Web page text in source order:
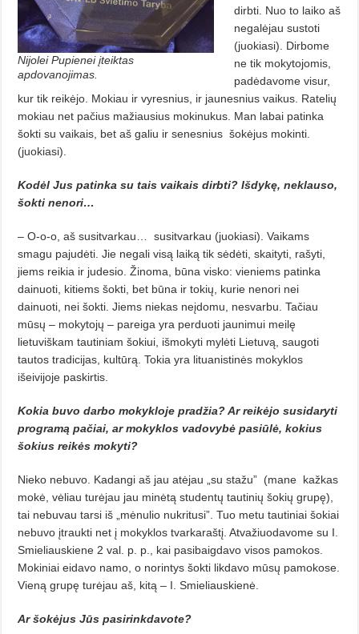
Nijolei Pupienei įteiktas
apdovanojimas.
dirbti. Nuo to laiko aš
negalėjau sustoti
(juokiasi). Dirbome
ne tik mokytojomis,
padėdavome visur,
kur tik reikėjo. Mokiau ir vyresnius, ir jaunesnius vaikus. Ratelių
mokiau net pačius mažiausius mokinukus. Man labai patinka
šokti su vaikais, bet aš galiu ir senesnius šokėjus mokinti.
(juokiasi).
Kodėl Jus patinka su tais vaikais dirbti? Išdykę, neklauso,
šokti nenori…
– O-o-o, aš susitvarkau…
susitvarkau (juokiasi). Vaikams
smagu pajudėti. Jie negali visą laiką tik sėdėti, skaityti, rašyti,
jiems reikia ir judesio. Žinoma, būna visko: vieniems patinka
dainuoti, kitiems šokti, bet būna ir tokių, kurie nenori nei
dainuoti, nei šokti. Jiems niekas neįdomu, nesvarbu. Tačiau
mūsų – mokytojų – pareiga yra perduoti jaunimui meilę
lietuviškam tautiniam šokiui, išmokyti mylėti Lietuvą, saugoti
tautos tradicijas, kultūrą. Tokia yra lituanistinės mokyklos
išeivijoje paskirtis.
Kokia buvo darbo mokykloje pradžia? Ar reikėjo susidaryti
programą pačiai, ar mokyklos vadovybė pasiūlė, kokius
šokius reikės mokyti?
Nieko nebuvo. Kadangi aš jau atėjau „su stažu” (mane kažkas
mokė, vėliau turėjau jau minėtą studentų tautinių šokių grupę),
tai nebuvau tarsi iš „mėnulio nukritusi”. Tuo metu tautiniai šokiai
nebuvo įtraukti net į mokyklos tvarkaraštį. Atvažiuodavome su I.
Smieliauskiene 2 val. p. p., kai pasibaigdavo visos pamokos.
Mokiniai eidavo namo, o norintys šokti likdavo mūsų pamokose.
Vieną grupę turėjau aš, kitą – I. Smieliauskienė.
Ar šokėjus Jūs pasirinkdavote?